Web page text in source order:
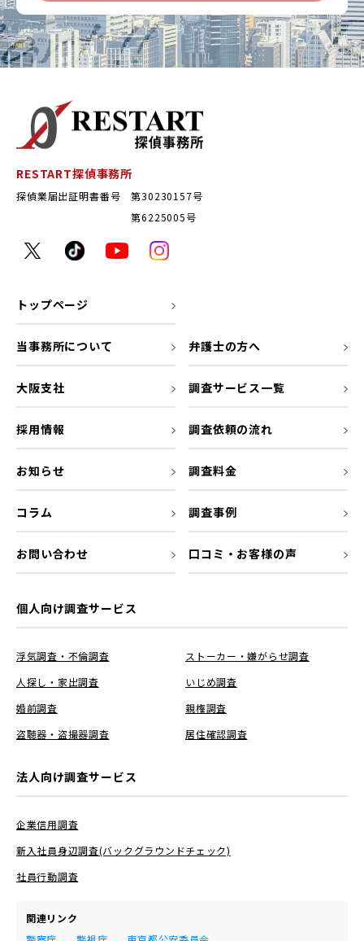
RESTART探偵事務所
探偵業届出証明書番号 第30230157号
第6225005号
トップページ
当事務所について 弁護士の方へ
大阪支社 調査サービス一覧
採用情報 調査依頼の流れ
お知らせ 調査料金
コラム 調査事例
お問い合わせ 口コミ・お客様の声
個人向け調査サービス
浮気調査・不倫調査
ストーカー・嫌がらせ調査
人探し・家出調査
いじめ調査
婚前調査
親権調査
盗聴器・盗撮器調査
居住確認調査
法人向け調査サービス
企業信用調査
新入社員身辺調査(バックグラウンドチェック)
社員行動調査
関連リンク